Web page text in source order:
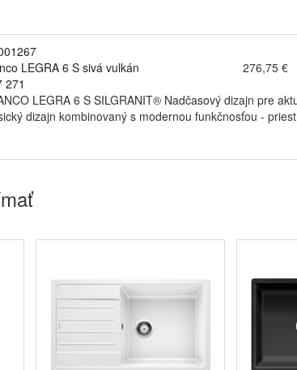
LEGRA 6 S sivá vulkán
271
276,75 €
LEGRA 6 S SILGRANIT® Nadčasový dizajn pre
dizajn kombinovaný s modernou funkčnosťou -